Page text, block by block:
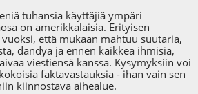
tuhansia käyttäjiä ympäri
on amerikkalaisia. Erityisen
vuoksi, että mukaan mahtuu suutaria,
dandyä ja ennen kaikkea ihmisiä,
viestiensä kanssa. Kysymyksiin voi
faktavastauksia - ihan vain sen
kiinnostava aihealue.